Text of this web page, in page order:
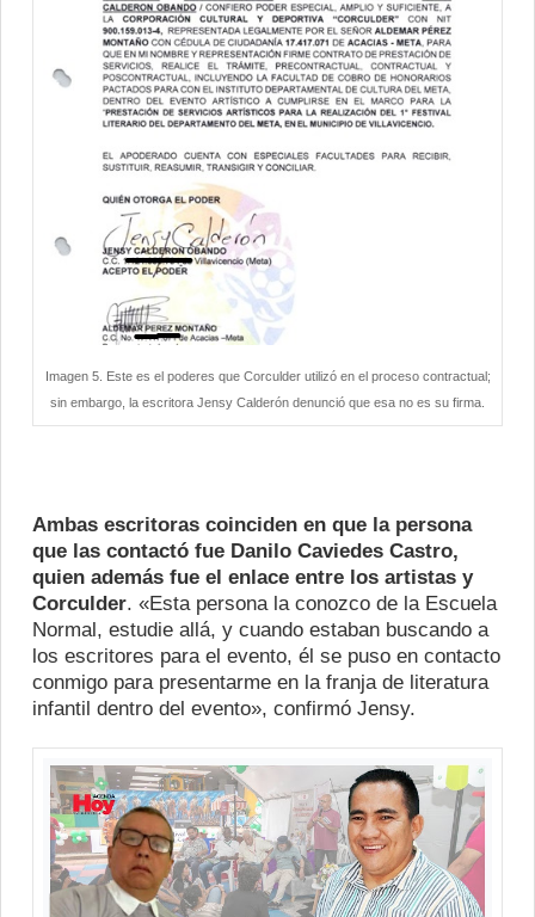
Imagen 5. Este es el poderes que Corculder utilizó en el proceso contractual;
sin embargo, la escritora Jensy Calderón denunció que esa no es su firma.
Ambas escritoras coinciden en que la persona
que las contactó fue Danilo Caviedes Castro,
quien además fue el enlace entre los artistas y
Corculder. «Esta persona la conozco de la Escuela
Normal, estudie allá, y cuando estaban buscando a
los escritores para el evento, él se puso en contacto
conmigo para presentarme en la franja de literatura
infantil dentro del evento», confirmó Jensy.